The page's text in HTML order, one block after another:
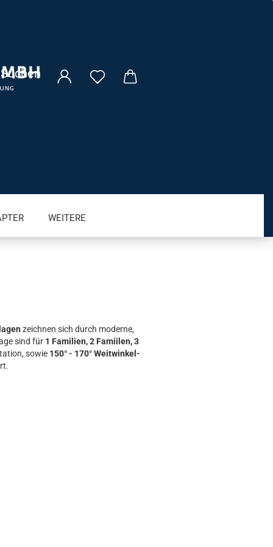
WEITERE
zeichnen sich durch moderne,
sind für 1 Familien, 2 Famiilen, 3
sowie 150° - 170° Weitwinkel-